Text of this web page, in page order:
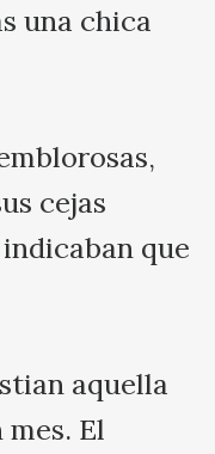
una chica
cejas
que
aquella
El